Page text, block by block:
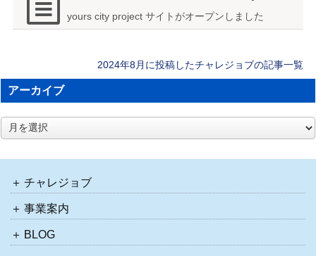
yours city project サイトがオープンしました
2024年8月に投稿したチャレジョブの記事一覧
アーカイブ
ア
ー
チャレジョブ
事業案内
BLOG